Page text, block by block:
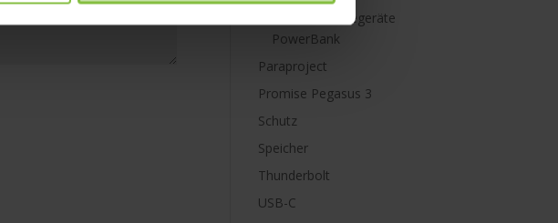
Netzteile & Ladegeräte
PowerBank
Paraproject
Promise Pegasus 3
Schutz
Speicher
Thunderbolt
USB-C